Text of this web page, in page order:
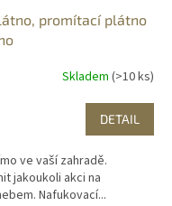
promítací plátno
Skladem (>10 ks)
DETAIL
ve vaší zahradě.
jakoukoli akci na
Nafukovací...